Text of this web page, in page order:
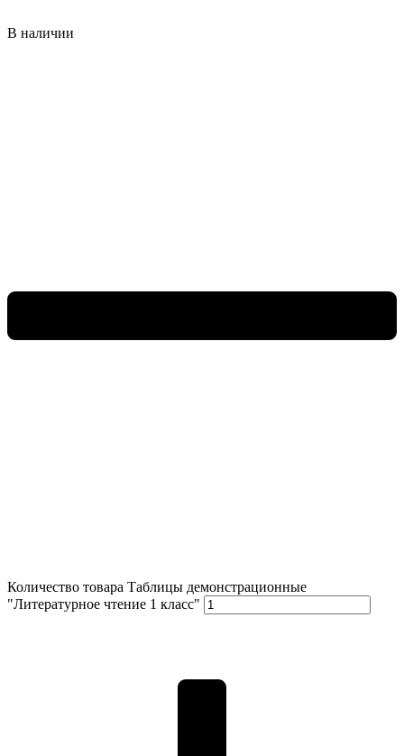
В наличии
Количество товара Таблицы демонстрационные
"Литературное чтение 1 класс"